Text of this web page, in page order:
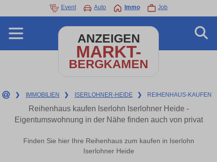
Event Auto Immo Job
ANZEIGEN
MARKT-
BERGKAMEN
❯ IMMOBILIEN ❯ ISERLOHNER-HEIDE ❯ REIHENHAUS-KAUFEN
Reihenhaus kaufen Iserlohn Iserlohner Heide -
Eigentumswohnung in der Nähe finden auch von privat
Finden Sie hier Ihre Reihenhaus zum kaufen in Iserlohn
Iserlohner Heide